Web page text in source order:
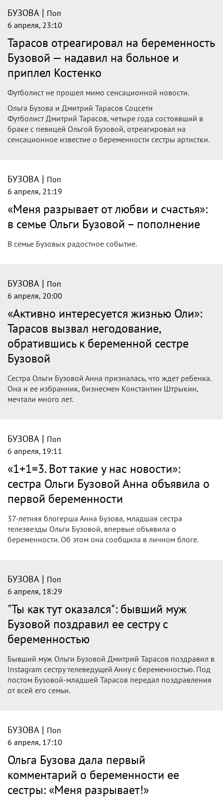
БУЗОВА | Поп
6 апреля, 23:10
Тарасов отреагировал на беременность
Бузовой — надавил на больное и
приплел Костенко
Футболист не прошел мимо сенсационной новости.
Ольга Бузова и Дмитрий Тарасов Соцсети
Футболист Дмитрий Тарасов, четыре года состоявший в
браке с певицей Ольгой Бузовой, отреагировал на
сенсационное известие о беременности сестры артистки.
БУЗОВА | Поп
6 апреля, 21:19
«Меня разрывает от любви и счастья»:
в семье Ольги Бузовой – пополнение
В семье Бузовых радостное событие.
БУЗОВА | Поп
6 апреля, 20:00
«Активно интересуется жизнью Оли»:
Тарасов вызвал негодование,
обратившись к беременной сестре
Бузовой
Сестра Ольги Бузовой Анна призналась, что ждет ребенка.
Она и ее избранник, бизнесмен Константин Штрыкин,
мечтали много лет.
БУЗОВА | Поп
6 апреля, 19:11
«1+1=3. Вот такие у нас новости»:
сестра Ольги Бузовой Анна объявила о
первой беременности
37-летняя блогерша Анна Бузова, младшая сестра
телезвезды Ольги Бузовой, впервые объявила о
беременности. Об этом она сообщила в личном блоге.
БУЗОВА | Поп
6 апреля, 18:29
"Ты как тут оказался": бывший муж
Бузовой поздравил ее сестру с
беременностью
Бывший муж Ольги Бузовой Дмитрий Тарасов поздравил в
Instagram сестру телеведущей Анну с беременностью. Под
постом Бузовой-младшей Тарасов передал поздравления
от всей его семьи.
БУЗОВА | Поп
6 апреля, 17:10
Ольга Бузова дала первый
комментарий о беременности ее
сестры: «Меня разрывает!»